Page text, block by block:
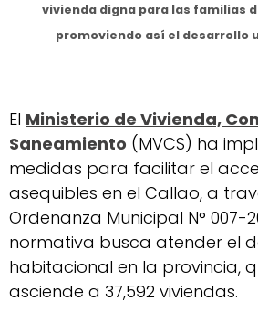
vivienda digna para las familias
promoviendo así el desarrollo
El Ministerio de Vivienda,
Saneamiento (MVCS) ha
medidas para facilitar el
asequibles en el Callao, a
Ordenanza Municipal N° 007-
normativa busca atender el
habitacional en la provincia,
asciende a 37,592 viviendas.